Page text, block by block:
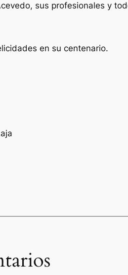
sus profesionales y
en su centenario.